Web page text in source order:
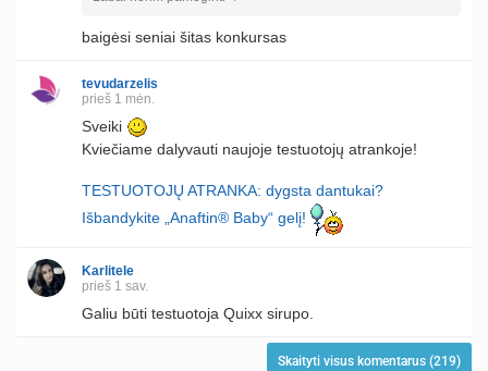
baigėsi seniai šitas konkursas
tevudarzelis
prieš 1 mėn.
Sveiki
Kviečiame dalyvauti naujoje testuotojų atrankoje!
TESTUOTOJŲ ATRANKA: dygsta dantukai?
Išbandykite „Anaftin® Baby“ gelį!
Karlitele
prieš 1 sav.
Galiu būti testuotoja Quixx sirupo.
Skaityti visus komentarus (219)